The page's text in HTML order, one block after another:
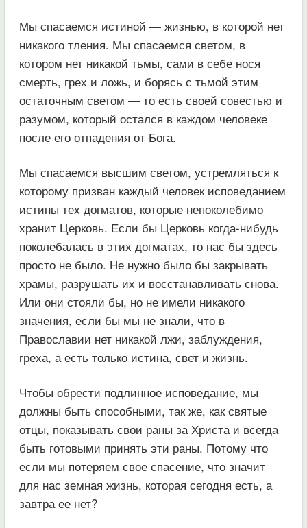
Мы спасаемся истиной — жизнью, в которой нет
никакого тления. Мы спасаемся светом, в
котором нет никакой тьмы, сами в себе нося
смерть, грех и ложь, и борясь с тьмой этим
остаточным светом — то есть своей совестью и
разумом, который остался в каждом человеке
после его отпадения от Бога.
Мы спасаемся высшим светом, устремляться к
которому призван каждый человек исповеданием
истины тех догматов, которые непоколебимо
хранит Церковь. Если бы Церковь когда-нибудь
поколебалась в этих догматах, то нас бы здесь
просто не было. Не нужно было бы закрывать
храмы, разрушать их и восстанавливать снова.
Или они стояли бы, но не имели никакого
значения, если бы мы не знали, что в
Православии нет никакой лжи, заблуждения,
греха, а есть только истина, свет и жизнь.
Чтобы обрести подлинное исповедание, мы
должны быть способными, так же, как святые
отцы, показывать свои раны за Христа и всегда
быть готовыми принять эти раны. Потому что
если мы потеряем свое спасение, что значит
для нас земная жизнь, которая сегодня есть, а
завтра ее нет?